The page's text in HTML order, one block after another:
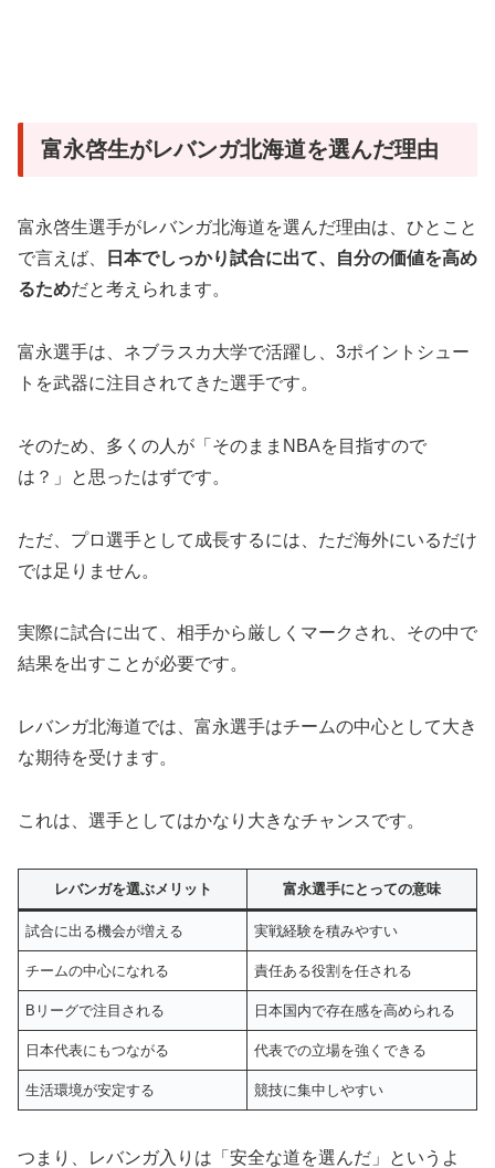
富永啓生がレバンガ北海道を選んだ理由
富永啓生選手がレバンガ北海道を選んだ理由は、ひとこと
で言えば、
日本でしっかり試合に出て、自分の価値を高め
るためだと考えられます。
富永選手は、ネブラスカ大学で活躍し、3ポイントシュー
トを武器に注目されてきた選手です。
そのため、多くの人が「そのままNBAを目指すので
は？」と思ったはずです。
ただ、プロ選手として成長するには、ただ海外にいるだけ
では足りません。
実際に試合に出て、相手から厳しくマークされ、その中で
結果を出すことが必要です。
レバンガ北海道では、富永選手はチームの中心として大き
な期待を受けます。
これは、選手としてはかなり大きなチャンスです。
レバンガを選ぶメリット 富永選手にとっての意味
試合に出る機会が増える 実戦経験を積みやすい
チームの中心になれる 責任ある役割を任される
Bリーグで注目される 日本国内で存在感を高められる
日本代表にもつながる 代表での立場を強くできる
生活環境が安定する 競技に集中しやすい
つまり、レバンガ入りは「安全な道を選んだ」というよ